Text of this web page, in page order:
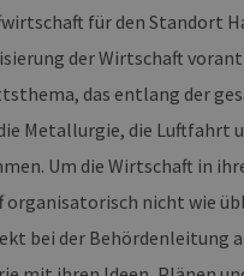
für den Standort
der Wirtschaft
das entlang der
Metallurgie, die Luftfahrt
Um die Wirtschaft in
nicht wie
bei der